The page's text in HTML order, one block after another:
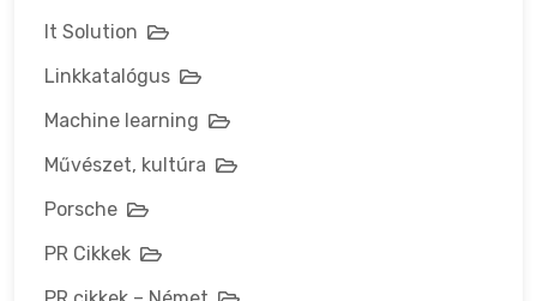
It Solution
Linkkatalógus
Machine learning
Művészet, kultúra
Porsche
PR Cikkek